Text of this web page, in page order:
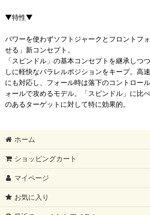
▼特性▼
パワーを使わずソフトジャークとフロントフ
せる」新コンセプト。
「スピンドル」の基本コンセプトを継承しつ
しに軽快なパラレルポジションをキープ。高
にも対応し、フォール時は落下のコントロー
ォールで攻めるモデル。「スピンドル」に比
のあるターゲットに対して特に効果的。
ホーム
ショッピングカート
マイページ
お気に入り